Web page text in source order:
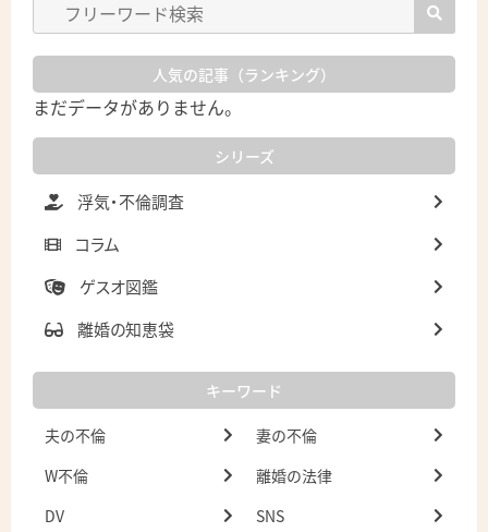
人気の記事（ランキング）
まだデータがありません。
シリーズ
浮気・不倫調査
コラム
ゲスオ図鑑
離婚の知恵袋
キーワード
夫の不倫
妻の不倫
W不倫
離婚の法律
DV
SNS